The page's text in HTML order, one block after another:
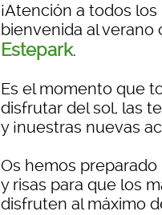
¡Atención a todos
bienvenida al verano
Estepark.
Es el momento que
disfrutar del sol, las
y ¡nuestras nuevas
Os hemos
y risas para que los
disfruten al máximo